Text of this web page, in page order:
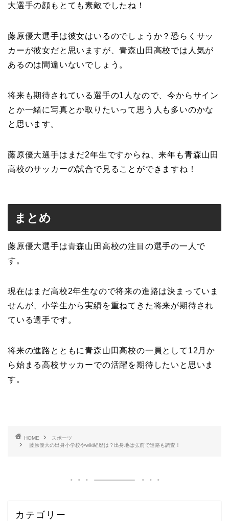
大選手の顔もとても素敵でしたね！
藤原優大選手は彼女はいるのでしょうか？恐らくサッ
カーが彼女だと思いますが、青森山田高校では人気が
あるのは間違いないでしょう。
将来も期待されている選手の1人なので、今からサイン
とか一緒に写真とか取りたいって思う人も多いのかな
と思います。
藤原優大選手はまだ2年生ですからね、来年も青森山田
高校のサッカーの試合で見ることができますね！
まとめ
藤原優大選手は青森山田高校の注目の選手の一人で
す。
現在はまだ高校2年生なので将来の進路は決まっていま
せんが、小学生から実績を重ねてきた将来が期待され
ている選手です。
将来の進路とともに青森山田高校の一員として12月か
ら始まる高校サッカーでの活躍を期待したいと思いま
す。
HOME
スポーツ
藤原優大の出身小学校やwiki経歴は？出身地は弘前で進路も調査！
カテゴリー